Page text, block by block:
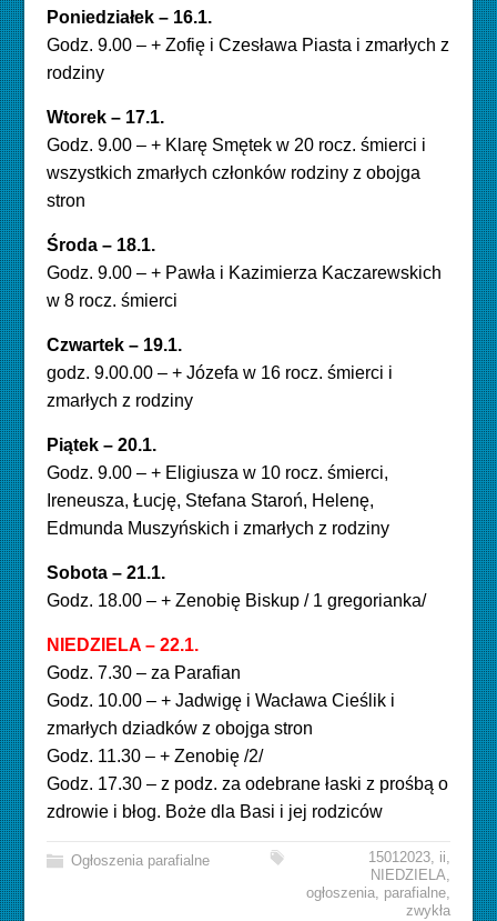
Poniedziałek – 16.1.
Godz. 9.00 – + Zofię i Czesława Piasta i zmarłych z
rodziny
Wtorek – 17.1.
Godz. 9.00 – + Klarę Smętek w 20 rocz. śmierci i
wszystkich zmarłych członków rodziny z obojga
stron
Środa – 18.1.
Godz. 9.00 – + Pawła i Kazimierza Kaczarewskich
w 8 rocz. śmierci
Czwartek – 19.1.
godz.9.00.00 – + Józefa w 16 rocz. śmierci i
zmarłych z rodziny
Piątek – 20.1.
Godz. 9.00 – + Eligiusza w 10 rocz. śmierci,
Ireneusza, Łucję, Stefana Staroń, Helenę,
Edmunda Muszyńskich i zmarłych z rodziny
Sobota – 21.1.
Godz. 18.00 – + Zenobię Biskup / 1 gregorianka/
NIEDZIELA – 22.1.
Godz. 7.30 – za Parafian
Godz. 10.00 – + Jadwigę i Wacława Cieślik i
zmarłych dziadków z obojga stron
Godz. 11.30 – + Zenobię /2/
Godz. 17.30 – z podz. za odebrane łaski z prośbą o
zdrowie i błog. Boże dla Basi i jej rodziców
Ogłoszenia parafialne 15012023, ii,
NIEDZIELA,
ogłoszenia, parafialne,
zwykła